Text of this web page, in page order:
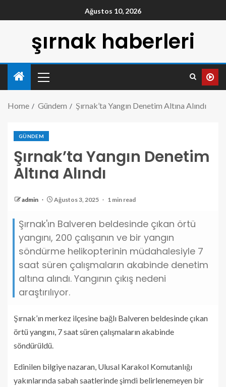
Ağustos 10, 2026
şırnak haberleri
Home Gündem Şırnak’ta Yangın Denetim Altına Alındı
GÜNDEM
Şırnak’ta Yangın Denetim
Altına Alındı
admin Ağustos 3, 2025 1 min read
Şırnak'ın Balveren beldesinde çıkan örtü
yangını, 200 çalışanın ve bir yangın
söndürme helikopterinin müdahalesiyle 7
saat süren çalışmaların akabinde denetim
altına alındı. Yangının çıkış nedeni
araştırılıyor.
Şırnak’ın merkez ilçesine bağlı Balveren beldesinde çıkan
örtü yangını, 7 saat süren çalışmaların akabinde
söndürüldü.
Edinilen bilgiye nazaran, Ulusal Karakol Komutanlığı
yakınlarında sabah saatlerinde şimdi belirlenemeyen bir